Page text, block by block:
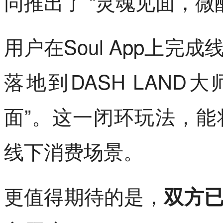
用户在Soul App上完成
落地到DASH LAND
面”。这一闭环玩法，
线下消费场景。
更值得期待的是，双方